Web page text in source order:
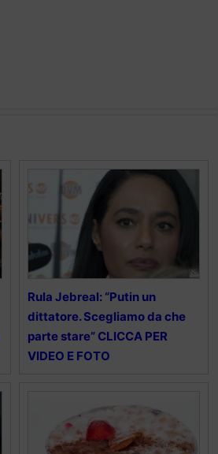
Rula Jebreal: “Putin un
dittatore. Scegliamo da che
parte stare” CLICCA PER
VIDEO E FOTO